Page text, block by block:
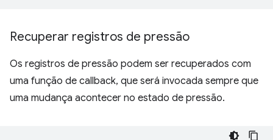
Recuperar registros de pressão
Os registros de pressão podem ser recuperados com
uma função de callback, que será invocada sempre que
uma mudança acontecer no estado de pressão.